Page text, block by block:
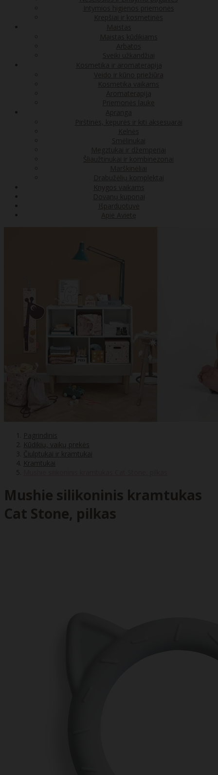
Intymios higienos priemonės
Krepšiai ir kosmetinės
Maistas
Maistas kūdikiams
Arbatos
Sveiki užkandžiai
Kosmetika ir aromaterapija
Veido ir kūno priežiūra
Kosmetika vaikams
Aromaterapija
Priemonės lauke
Apranga
Pirštinės, kepurės ir kiti aksesuarai
Kelnės
Smėlinukai
Megztukai ir džemperiai
Šliaužtinukai ir kombinezonai
Marškinėliai
Drabužėlių komplektai
Knygos vaikams
Dovanų kuponai
Išparduotuvė
Apie Avietę
Pagrindinis
Kūdikių, vaikų prekės
Čiulptukai ir kramtukai
Kramtukai
Mushie silikoninis kramtukas
Cat Stone, pilkas